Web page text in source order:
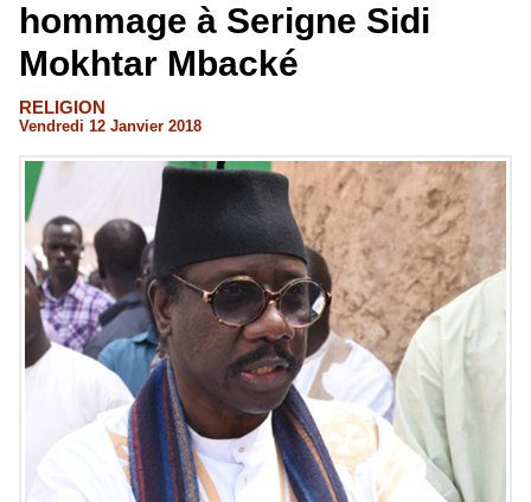
hommage à Serigne Sidi
Mokhtar Mbacké
RELIGION
Vendredi 12 Janvier 2018